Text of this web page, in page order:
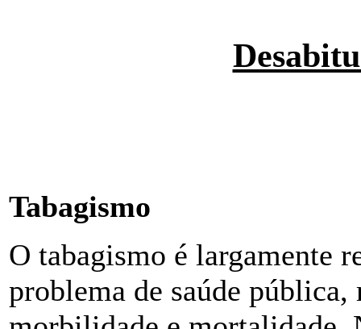
Tabagismo
O tabagismo é largamente
problema de saúde pública,